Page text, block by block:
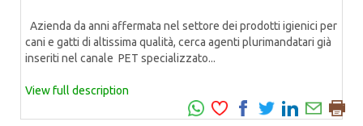
Azienda da anni affermata nel settore dei prodotti igienici per
cani e gatti di altissima qualità, cerca agenti plurimandatari già
inseriti nel canale PET specializzato...
View full description